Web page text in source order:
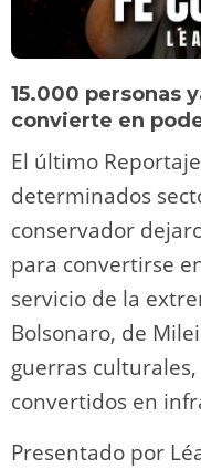
15.000 personas
convierte en
El último
determinados
conservador
para convertirse
servicio de la
Bolsonaro, de
guerras
convertidos en
Presentado por